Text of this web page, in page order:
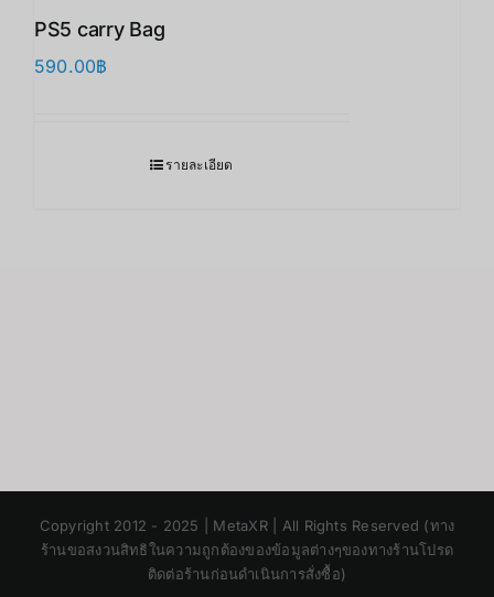
PS5 carry Bag
590.00฿
รายละเอียด
Copyright 2012 - 2025 | MetaXR | All Rights Reserved (ทาง
ร้านขอสงวนสิทธิในความถูกต้องของข้อมูลต่างๆของทางร้านโปรด
ติดต่อร้านก่อนดำเนินการสั่งซื้อ)Chinese